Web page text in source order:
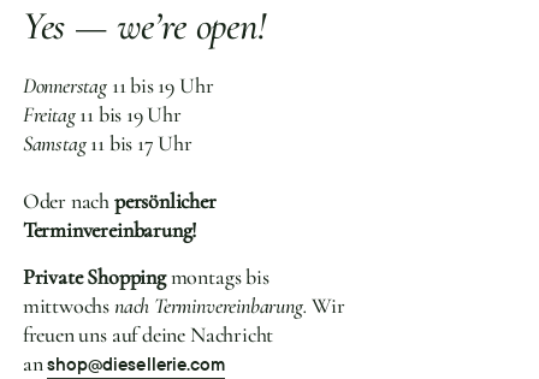
Yes — we’re open!
Donnerstag11 bis 19 Uhr
Freitag11 bis 19 Uhr
Samstag11 bis 17 Uhr
Oder nachpersönlicher
Terminvereinbarung!
Private Shoppingmontags bis
mittwochsnach Terminvereinbarung. Wir
freuen uns auf deine Nachricht
anshop@diesellerie.com